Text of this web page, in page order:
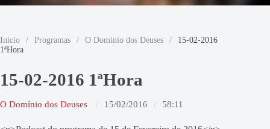
Início / Programas / O Domínio dos Deuses /
15-02-2016
1ªHora
15-02-2016 1ªHora
O Domínio dos Deuses 15/02/2016 58:11